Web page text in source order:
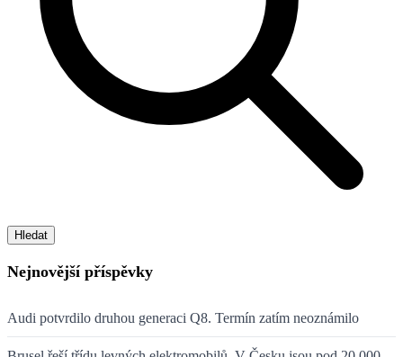
Hledat
Nejnovější příspěvky
Audi potvrdilo druhou generaci Q8. Termín zatím neoznámilo